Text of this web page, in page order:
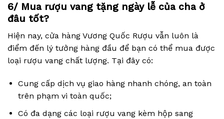
6/ Mua rượu vang tặng ngày lễ của cha ở
đâu tốt?
Hiện nay, cửa hàng Vương Quốc Rượu vẫn luôn là
điểm đến lý tưởng hàng đầu để bạn có thể mua được
loại rượu vang chất lượng. Tại đây có:
Cung cấp dịch vụ giao hàng nhanh chóng, an toàn
trên phạm vi toàn quốc;
Có đa dạng các loại rượu vang kèm hộp sang